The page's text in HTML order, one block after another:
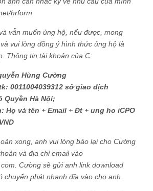
hrform
vẫn muốn ủng hộ, nếu được, mong
vui lòng đồng ý hình thức ủng hộ là
Thông tin tài khoản của C:
Hùng Cường
0011004039312 sở giao dịch
Quyền Hà Nội;
Họ và tên + Email + Đt + ung ho iCPO
xong, anh vui lòng báo lại cho Cường
và địa chỉ email vào
Cường sẽ gửi anh link download
chuyển phát nhanh đĩa vào cho anh.